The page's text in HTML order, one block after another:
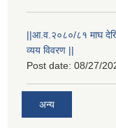
||आ.व.२०८०/८१ माघ
व्यय विवरण ||
Post date: 08/27/
अन्य